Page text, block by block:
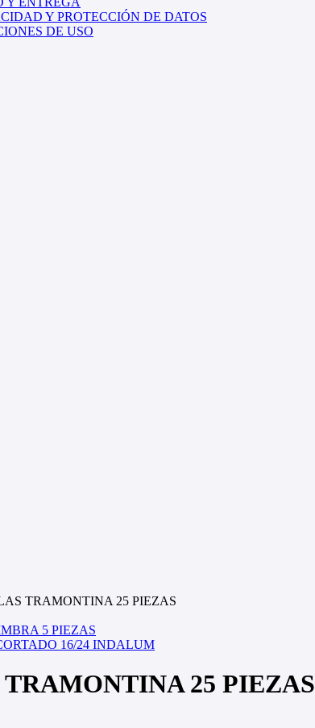
Y PROTECCIÓN DE DATOS
DE USO
TRAMONTINA 25 PIEZAS
5 PIEZAS
16/24 INDALUM
25 PIEZAS